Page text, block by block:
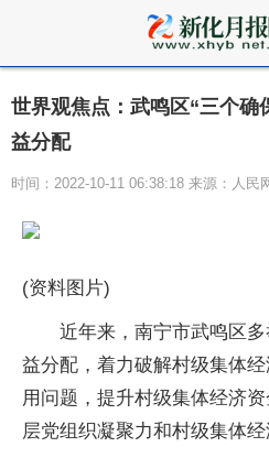
世界观焦点：武鸣区“三个确
益分配
时间：2022-10-11 06:38:18 来源：人民
(资料图片)
近年来，南宁市武鸣区
益分配，着力破解村级集体
用问题，提升村级集体经济
层党组织凝聚力和村级集体经